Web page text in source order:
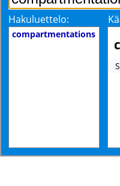
Hakuluettelo:
compartmentations